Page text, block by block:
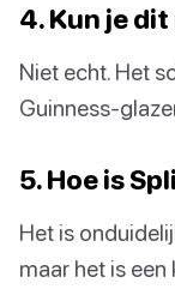
4. Kun je
Niet echt. Het
Guinness-
5. Hoe is
Het is
maar het is